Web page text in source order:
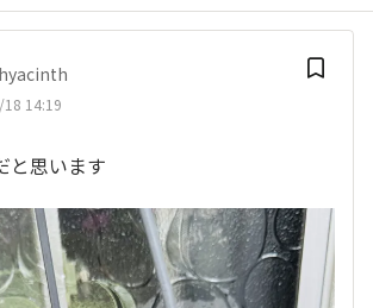
検索
14:19
と思います